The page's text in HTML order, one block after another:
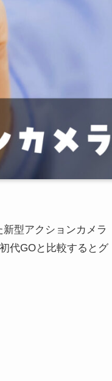
型アクションカメラ
代GOと比較するとグ